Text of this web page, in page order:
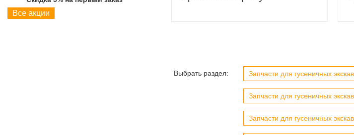
Все акции
Выбрать раздел: Запчасти для гусеничных
Запчасти для гусеничных
Запчасти для гусеничных